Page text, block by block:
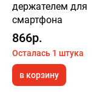
держателем для
смартфона
866р.
Осталась 1 штука
в корзину